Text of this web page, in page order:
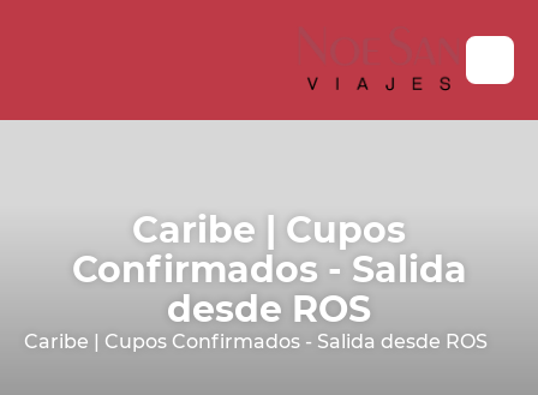
Caribe | Cupos
Confirmados - Salida
desde ROS
Caribe | Cupos Confirmados - Salida desde ROS